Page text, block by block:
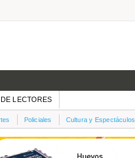
LECTORES
Policiales Cultura y Espectáculos